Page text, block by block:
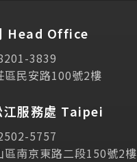
Head Office
3839
區民安路100號2樓
江服務處 Taipei
5757
區南京東路二段150號2樓